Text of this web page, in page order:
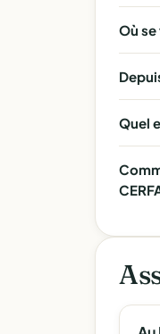
Où se
Quel